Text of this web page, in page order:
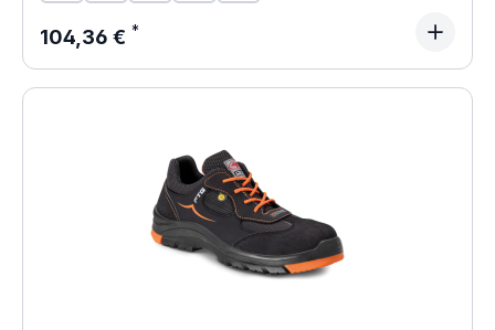
Regulärer Preis:
104,36 €